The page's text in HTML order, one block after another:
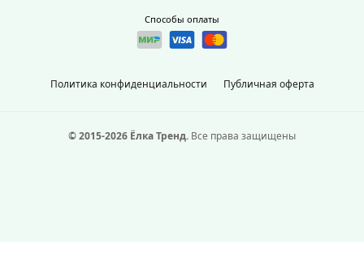
Политика конфиденциальности Публичная оферта
Способы оплаты
© 2015-2026 Ёлка Тренд. Все права защищены